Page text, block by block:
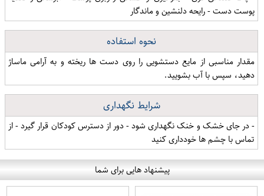
پوست دست - رایحه دلنشین و ماندگار
نحوه استفاده
مقدار مناسبی از مایع دستشویی را روی دست ها ریخته و به آرامی ماساژ
دهید، سپس با آب بشویید.
شرایط نگهداری
- در جای خشک و خنک نگهداری شود - دور از دسترس کودکان قرار گیرد - از
تماس با چشم ها خودداری کنید
پیشنهاد هایی برای شما